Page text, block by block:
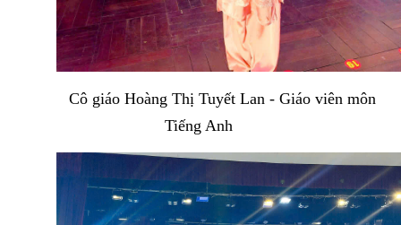
Cô giáo Hoàng Thị Tuyết Lan - Giáo viên môn
Tiếng Anh